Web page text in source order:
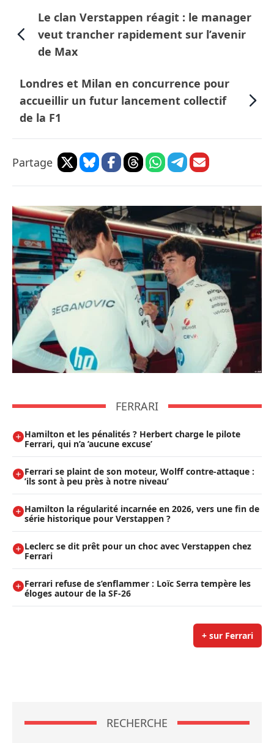
Le clan Verstappen réagit : le manager
veut trancher rapidement sur l’avenir
de Max
Londres et Milan en concurrence pour
accueillir un futur lancement collectif
de la F1
Partage
FERRARI
Hamilton et les pénalités ? Herbert charge le pilote
Ferrari, qui n’a ’aucune excuse’
Ferrari se plaint de son moteur, Wolff contre-attaque :
’ils sont à peu près à notre niveau’
Hamilton la régularité incarnée en 2026, vers une fin de
série historique pour Verstappen ?
Leclerc se dit prêt pour un choc avec Verstappen chez
Ferrari
Ferrari refuse de s’enflammer : Loïc Serra tempère les
éloges autour de la SF-26
+ sur Ferrari
RECHERCHE